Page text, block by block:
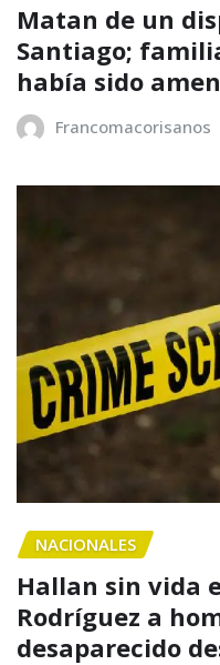
Matan de un
Santiago;
había sido
Francomacorisanos
NACIONALES
Hallan sin vida
Rodríguez a
desaparecido